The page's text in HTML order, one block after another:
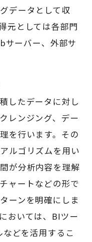
データとして収
元としては各部門
サーバー、外部サ
したデータに対し
レンジング、デー
を行います。その
ルゴリズムを用い
が分析内容を理解
ャートなどの形で
ーンを明確にしま
おいては、BIツー
どを活用するこ